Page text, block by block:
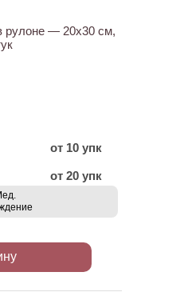
рулоне — 20х30 см,
от 10 упк
от 20 упк